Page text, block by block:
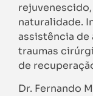
naturalidade.
assistência de
traumas
de
Dr. Fernando